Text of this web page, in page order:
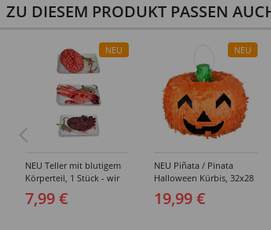
ZU DIESEM PRODUKT PASSEN
NEU
NEU Teller mit blutigem
Körperteil, 1 Stück - wir
wählen für Sie aus ob
Herz oder Hand oder
7,99 €
NEU
NEU Piñata / Pinata
Halloween Kürbis, 32x28
cm, mit Schlaufe zum
Aufhängen
19,99 €